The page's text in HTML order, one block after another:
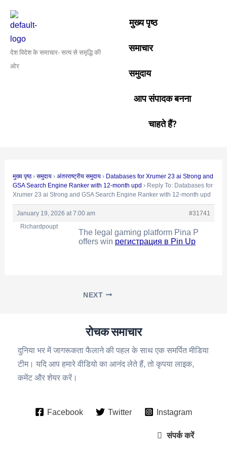
content
देश विदेश के समाचार- सत्य से समृद्धि की
ओर
मुख्य पृष्ठ
समाचार
समुदाय
आप संपादक बनना
चाहते हैं?
मुख्य पृष्ठ › समुदाय › अंतरराष्ट्रीय समुदाय › Databases for Xrumer 23 ai Strong and
GSA Search Engine Ranker with 12-month upd › Reply To: Databases for
Xrumer 23 ai Strong and GSA Search Engine Ranker with 12-month upd
January 19, 2026 at 7:00 am
#31741
Richardpoupt
The legal gaming platform Pina P
offers win регистрация в Pin Up
navigation
NEXT
रोचक समाचार
दुनिया भर में जागरूकता फैलाने की पहल के साथ एक समर्पित मीडिया
टीम। यदि आप हमारे वीडियो का आनंद लेते हैं, तो कृपया लाइक,
कमेंट और शेयर करें।
Facebook Twitter Instagram
संपर्क करें